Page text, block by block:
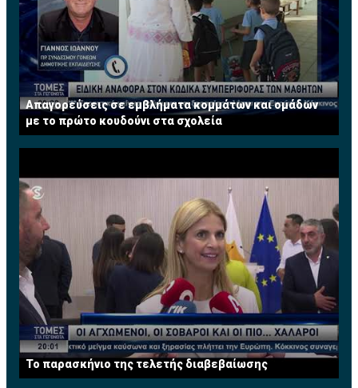
Απαγορεύσεις σε εμβλήματα κομμάτων και ομάδων
με το πρώτο κουδούνι στα σχολεία
Το παρασκήνιο της τελετής διαβεβαίωσης